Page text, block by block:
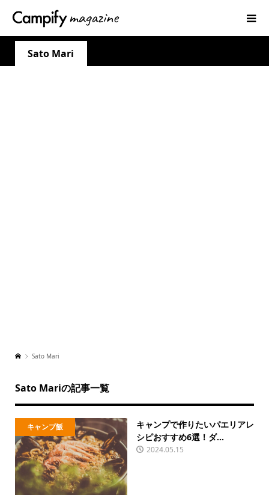
Sato Mari
Sato Mari
Sato Mariの記事一覧
キャンプ飯
キャンプで作りたいパエリアレ
シピおすすめ6選！ダ...
2024.05.15